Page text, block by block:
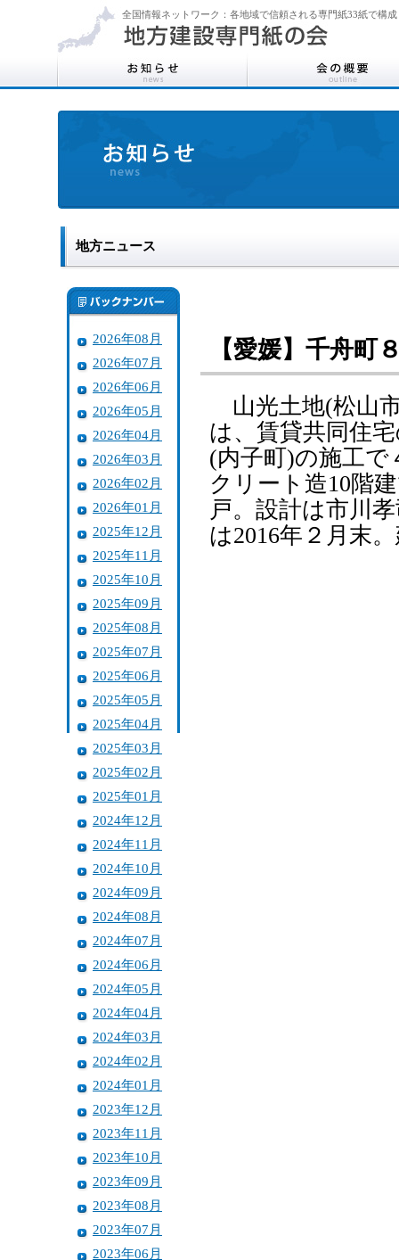
全国情報ネットワーク：各地域で信頼される専門紙33紙で構成
地方ニュース
2026年08月
2026年07月
2026年06月
2026年05月
2026年04月
2026年03月
2026年02月
2026年01月
2025年12月
2025年11月
2025年10月
2025年09月
2025年08月
2025年07月
2025年06月
2025年05月
2025年04月
2025年03月
2025年02月
2025年01月
2024年12月
2024年11月
2024年10月
2024年09月
2024年08月
2024年07月
2024年06月
2024年05月
2024年04月
2024年03月
2024年02月
2024年01月
2023年12月
2023年11月
2023年10月
2023年09月
2023年08月
2023年07月
2023年06月
【愛媛】千舟町
山光土地(松山
は、賃貸共同住
(内子町)の施工で
クリート造10階
戸。設計は市川
は2016年２月末